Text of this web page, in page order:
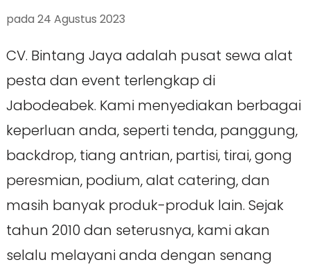
pada 24 Agustus 2023
CV. Bintang Jaya adalah pusat sewa alat
pesta dan event terlengkap di
Jabodeabek. Kami menyediakan berbagai
keperluan anda, seperti tenda, panggung,
backdrop, tiang antrian, partisi, tirai, gong
peresmian, podium, alat catering, dan
masih banyak produk-produk lain. Sejak
tahun 2010 dan seterusnya, kami akan
selalu melayani anda dengan senang